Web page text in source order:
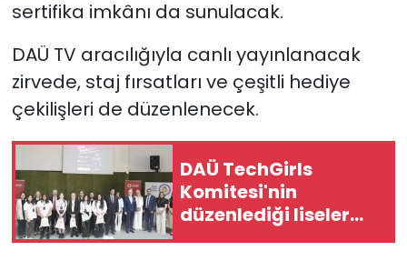
sertifika imkânı da sunulacak.
DAÜ TV aracılığıyla canlı yayınlanacak
zirvede, staj fırsatları ve çeşitli hediye
çekilişleri de düzenlenecek.
DAÜ TechGirls
Komitesi'nin
düzenlediği liseler
arası bilişim